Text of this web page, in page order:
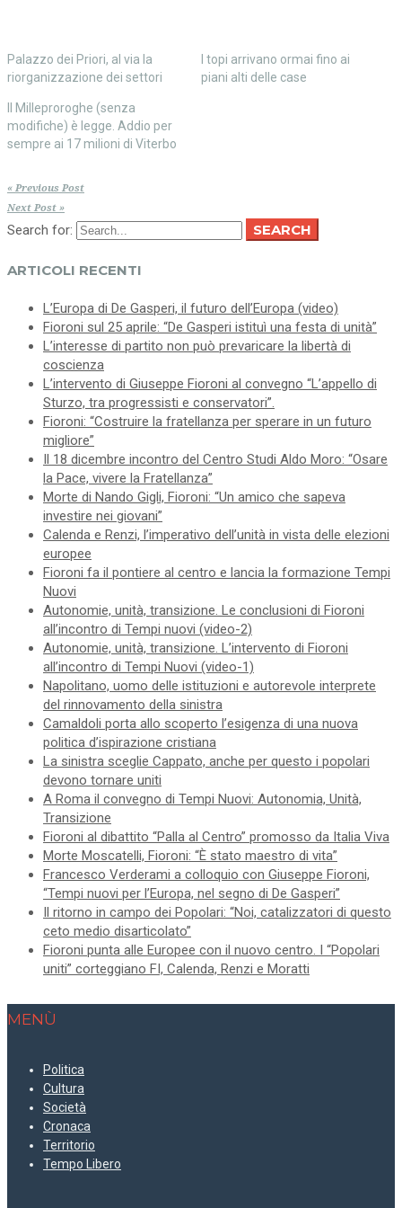
Palazzo dei Priori, al via la
riorganizzazione dei settori
I topi arrivano ormai fino ai
piani alti delle case
Il Milleproroghe (senza
modifiche) è legge. Addio per
sempre ai 17 milioni di Viterbo
« Previous Post
Next Post »
Search for: SEARCH
ARTICOLI RECENTI
L’Europa di De Gasperi, il futuro dell’Europa (video)
Fioroni sul 25 aprile: “De Gasperi istituì una festa di unità”
L’interesse di partito non può prevaricare la libertà di
coscienza
L’intervento di Giuseppe Fioroni al convegno “L’appello di
Sturzo, tra progressisti e conservatori”.
Fioroni: “Costruire la fratellanza per sperare in un futuro
migliore”
Il 18 dicembre incontro del Centro Studi Aldo Moro: “Osare
la Pace, vivere la Fratellanza”
Morte di Nando Gigli, Fioroni: “Un amico che sapeva
investire nei giovani”
Calenda e Renzi, l’imperativo dell’unità in vista delle elezioni
europee
Fioroni fa il pontiere al centro e lancia la formazione Tempi
Nuovi
Autonomie, unità, transizione. Le conclusioni di Fioroni
all’incontro di Tempi nuovi (video-2)
Autonomie, unità, transizione. L’intervento di Fioroni
all’incontro di Tempi Nuovi (video-1)
Napolitano, uomo delle istituzioni e autorevole interprete
del rinnovamento della sinistra
Camaldoli porta allo scoperto l’esigenza di una nuova
politica d’ispirazione cristiana
La sinistra sceglie Cappato, anche per questo i popolari
devono tornare uniti
A Roma il convegno di Tempi Nuovi: Autonomia, Unità,
Transizione
Fioroni al dibattito “Palla al Centro” promosso da Italia Viva
Morte Moscatelli, Fioroni: “È stato maestro di vita”
Francesco Verderami a colloquio con Giuseppe Fioroni,
“Tempi nuovi per l’Europa, nel segno di De Gasperi”
Il ritorno in campo dei Popolari: “Noi, catalizzatori di questo
ceto medio disarticolato”
Fioroni punta alle Europee con il nuovo centro. I “Popolari
uniti” corteggiano FI, Calenda, Renzi e Moratti
MENÙ
Politica
Cultura
Società
Cronaca
Territorio
Tempo Libero